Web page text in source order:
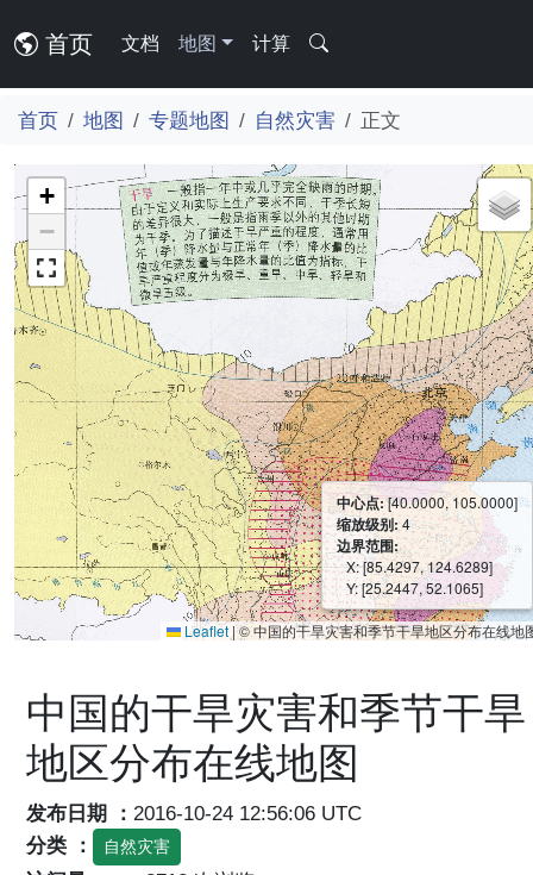
首页 文档 地图 计算
首页 地图 专题地图 自然灾害 正文
+
−
中心点:[40.0000, 105.0000]
缩放级别:4
边界范围:
X: [85.4297, 124.6289]
Y: [25.2447, 52.1065]
Leaflet|© 中国的干旱灾害和季节干旱地区分布在线地
中国的干旱灾害和季节干旱
地区分布在线地图
发布日期 ： 2016-10-24 12:56:06 UTC
分类 ：
自然灾害